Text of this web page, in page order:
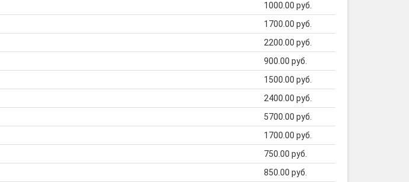
1000.00 руб.
1700.00 руб.
2200.00 руб.
900.00 руб.
1500.00 руб.
2400.00 руб.
5700.00 руб.
1700.00 руб.
750.00 руб.
850.00 руб.